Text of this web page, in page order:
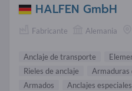
HALFEN GmbH
Fabricante Alemania
Anclaje de transporte
Rieles de anclaje
Armaduras
Armados
Anclajes especiales